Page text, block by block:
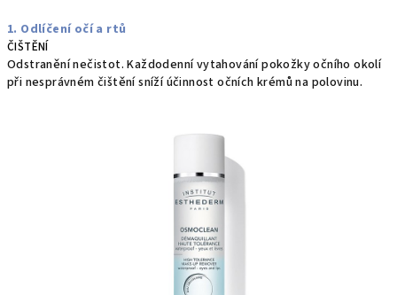
1. Odlíčení očí a rtů
ČIŠTĚNÍ
Odstranění nečistot. Každodenní vytahování pokožky očního okolí
při nesprávném čištění sníží účinnost očních krémů na polovinu.